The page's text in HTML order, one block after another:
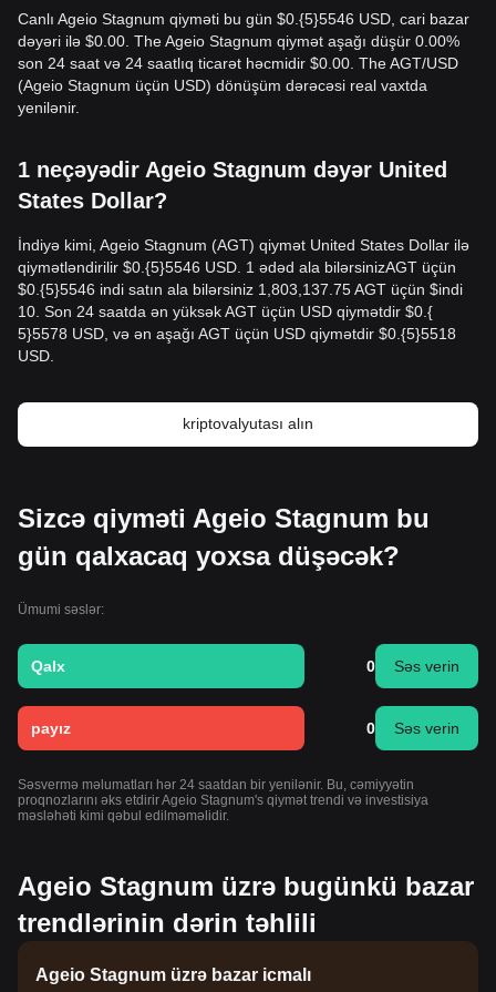
Canlı Ageio Stagnum qiyməti bu gün $0.{​5}5546 USD, cari bazar
dəyəri ilə $0.00. The Ageio Stagnum qiymət aşağı düşür 0.00%
son 24 saat və 24 saatlıq ticarət həcmidir $0.00. The AGT/USD
(Ageio Stagnum üçün USD) dönüşüm dərəcəsi real vaxtda
yenilənir.
1 neçəyədir Ageio Stagnum dəyər United
States Dollar?
İndiyə kimi, Ageio Stagnum (AGT) qiymət United States Dollar ilə
qiymətləndirilir $0.{​5}5546 USD. 1 ədəd ala bilərsinizAGT üçün
$0.{​5}5546 indi satın ala bilərsiniz 1,803,137.75 AGT üçün $indi
10. Son 24 saatda ən yüksək AGT üçün USD qiymətdir $0.{​
5}5578 USD, və ən aşağı AGT üçün USD qiymətdir $0.{​5}5518
USD.
kriptovalyutası alın
Sizcə qiyməti Ageio Stagnum bu
gün qalxacaq yoxsa düşəcək?
Ümumi səslər:
Qalx 0 Səs verin
payız 0 Səs verin
Səsvermə məlumatları hər 24 saatdan bir yenilənir. Bu, cəmiyyətin
proqnozlarını əks etdirir Ageio Stagnum's qiymət trendi və investisiya
məsləhəti kimi qəbul edilməməlidir.
Ageio Stagnum üzrə bugünkü bazar
trendlərinin dərin təhlili
Ageio Stagnum üzrə bazar icmalı